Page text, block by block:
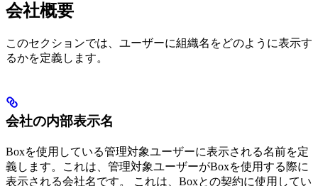
会社概要
このセクションでは、ユーザーに組織名をどのように表示す
るかを定義します。
会社の内部表示名
Boxを使用している管理対象ユーザーに表示される名前を定
義します。これは、管理対象ユーザーがBoxを使用する際に
表示される会社名です。 これは、Boxとの契約に使用してい